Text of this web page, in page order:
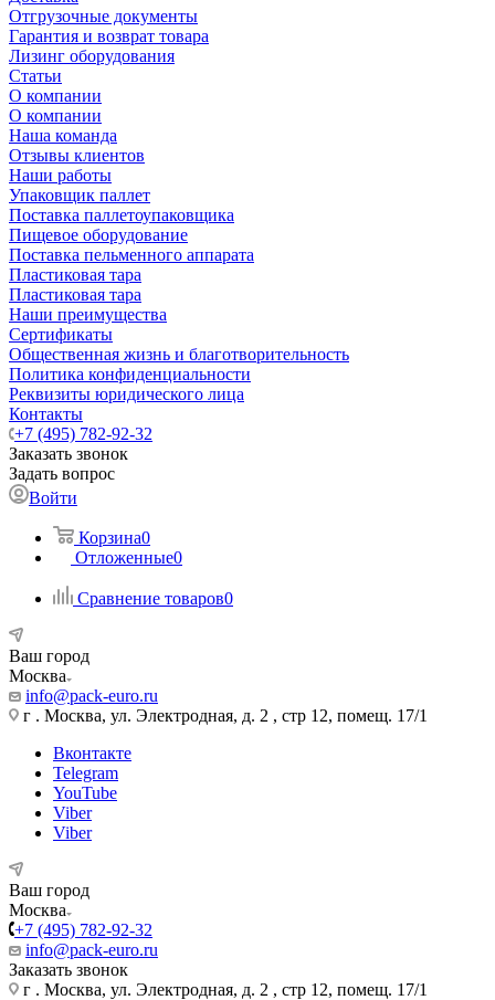
Отгрузочные документы
Гарантия и возврат товара
Лизинг оборудования
Статьи
О компании
О компании
Наша команда
Отзывы клиентов
Наши работы
Упаковщик паллет
Поставка паллетоупаковщика
Пищевое оборудование
Поставка пельменного аппарата
Пластиковая тара
Пластиковая тара
Наши преимущества
Сертификаты
Общественная жизнь и благотворительность
Политика конфиденциальности
Реквизиты юридического лица
Контакты
+7 (495) 782-92-32
Заказать звонок
Задать вопрос
Войти
Корзина0
Отложенные0
Сравнение товаров0
Ваш город
Москва
info@pack-euro.ru
г . Москва, ул. Электродная, д. 2 , стр 12, помещ. 17/1
Вконтакте
Telegram
YouTube
Viber
Viber
Ваш город
Москва
+7 (495) 782-92-32
info@pack-euro.ru
Заказать звонок
г . Москва, ул. Электродная, д. 2 , стр 12, помещ. 17/1